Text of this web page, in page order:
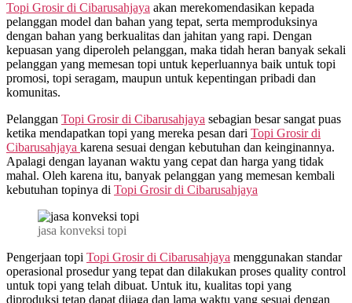
Topi Grosir di Cibarusahjaya akan merekomendasikan kepada
pelanggan model dan bahan yang tepat, serta memproduksinya
dengan bahan yang berkualitas dan jahitan yang rapi. Dengan
kepuasan yang diperoleh pelanggan, maka tidah heran banyak sekali
pelanggan yang memesan topi untuk keperluannya baik untuk topi
promosi, topi seragam, maupun untuk kepentingan pribadi dan
komunitas.
Pelanggan Topi Grosir di Cibarusahjaya sebagian besar sangat puas
ketika mendapatkan topi yang mereka pesan dari Topi Grosir di
Cibarusahjaya karena sesuai dengan kebutuhan dan keinginannya.
Apalagi dengan layanan waktu yang cepat dan harga yang tidak
mahal. Oleh karena itu, banyak pelanggan yang memesan kembali
kebutuhan topinya di Topi Grosir di Cibarusahjaya
jasa konveksi topi
Pengerjaan topi Topi Grosir di Cibarusahjaya menggunakan standar
operasional prosedur yang tepat dan dilakukan proses quality control
untuk topi yang telah dibuat. Untuk itu, kualitas topi yang
diproduksi tetap dapat dijaga dan lama waktu yang sesuai dengan